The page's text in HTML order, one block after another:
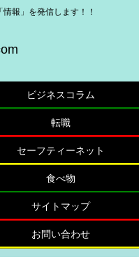
報」を発信します！！
ビジネスコラム
転職
セーフティーネット
食べ物
サイトマップ
お問い合わせ